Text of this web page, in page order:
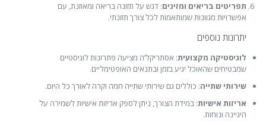
תפריטים בריאים ומזינים: דגש על תזונה בריאה ומאוזנת, עם
אפשרויות מגוונות שמותאמות לכל צורך תזונתי.
יתרונות נוספים
לוגיסטיקה מקצועית: אסתריקל’ה מציעה פתרונות לוגיסטיים
שמבטיחים שהאוכל יגיע בזמן ובתנאים האופטימליים.
שירותי שתייה: כוללים גם שירותי שתייה חמה וקרה לאורך כל היום.
אריזות אישיות: במידת הצורך, ניתן לספק אריזות אישיות לשמירה על
היגיינה ונוחות.